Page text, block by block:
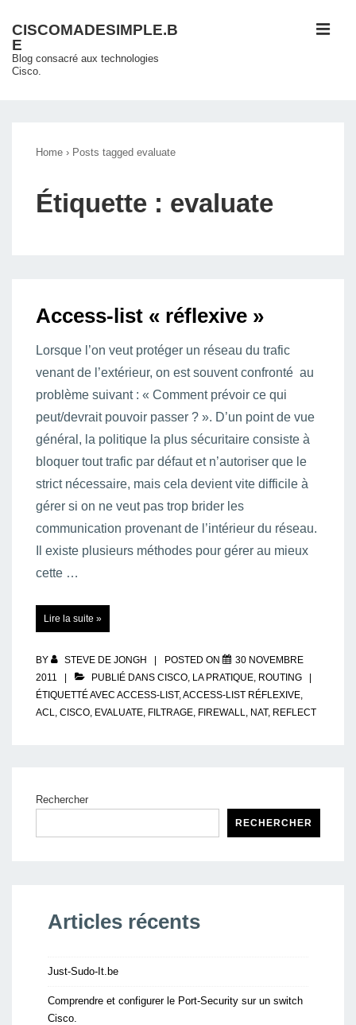
passer
au
contenu
CISCOMADESIMPLE.B
E
Blog consacré aux technologies
Cisco.
Home › Posts tagged evaluate
Étiquette : evaluate
Access-list « réflexive »
Lorsque l’on veut protéger un réseau du trafic
venant de l’extérieur, on est souvent confronté au
problème suivant : « Comment prévoir ce qui
peut/devrait pouvoir passer ? ». D’un point de vue
général, la politique la plus sécuritaire consiste à
bloquer tout trafic par défaut et n’autoriser que le
strict nécessaire, mais cela devient vite difficile à
gérer si on ne veut pas trop brider les
communication provenant de l’intérieur du réseau.
Il existe plusieurs méthodes pour gérer au mieux
cette …
list
« réflexive »
Lire la suite »
BY STEVE DE JONGH POSTED ON
30 NOVEMBRE
2011
PUBLIÉ DANS CISCO, LA PRATIQUE, ROUTING
ÉTIQUETTÉ AVEC ACCESS-LIST,ACCESS-LIST RÉFLEXIVE,
ACL, CISCO, EVALUATE, FILTRAGE, FIREWALL, NAT, REFLECT
Rechercher
RECHERCHER
Articles récents
Just-Sudo-It.be
Comprendre et configurer le Port-Security sur un switch
Cisco.